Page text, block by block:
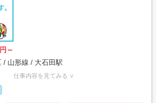
～
/ 山形線 / 大石田駅
仕事内容を見てみる ∨